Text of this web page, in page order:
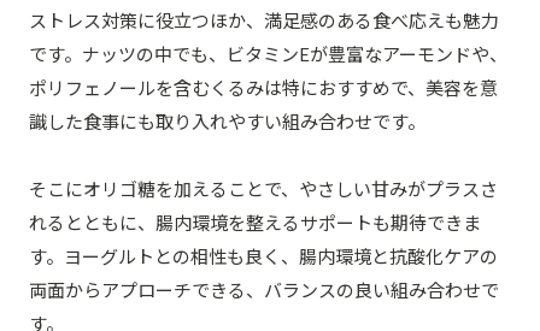
ストレス対策に役立つほか、満足感のある食べ応えも魅力
です。ナッツの中でも、ビタミンEが豊富なアーモンドや、
ポリフェノールを含むくるみは特におすすめで、美容を意
識した食事にも取り入れやすい組み合わせです。
そこにオリゴ糖を加えることで、やさしい甘みがプラスさ
れるとともに、腸内環境を整えるサポートも期待できま
す。ヨーグルトとの相性も良く、腸内環境と抗酸化ケアの
両面からアプローチできる、バランスの良い組み合わせで
す。